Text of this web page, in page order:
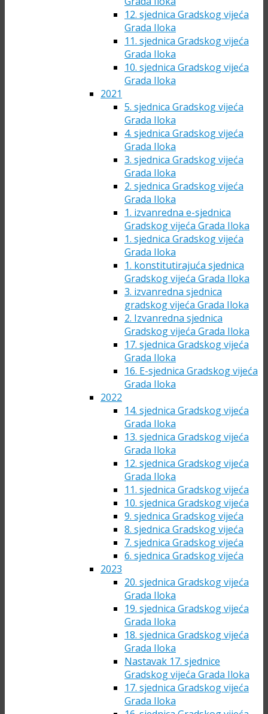
12. sjednica Gradskog vijeća
Grada Iloka
11. sjednica Gradskog vijeća
Grada Iloka
10. sjednica Gradskog vijeća
Grada Iloka
2021
5. sjednica Gradskog vijeća
Grada Iloka
4. sjednica Gradskog vijeća
Grada Iloka
3. sjednica Gradskog vijeća
Grada Iloka
2. sjednica Gradskog vijeća
Grada Iloka
1. izvanredna e-sjednica
Gradskog vijeća Grada Iloka
1. sjednica Gradskog vijeća
Grada Iloka
1. konstitutirajuća sjednica
Gradskog vijeća Grada Iloka
3. izvanredna sjednica
gradskog vijeća Grada Iloka
2. Izvanredna sjednica
Gradskog vijeća Grada Iloka
17. sjednica Gradskog vijeća
Grada Iloka
16. E-sjednica Gradskog vijeća
Grada Iloka
2022
14. sjednica Gradskog vijeća
Grada Iloka
13. sjednica Gradskog vijeća
Grada Iloka
12. sjednica Gradskog vijeća
Grada Iloka
11. sjednica Gradskog vijeća
10. sjednica Gradskog vijeća
9. sjednica Gradskog vijeća
8. sjednica Gradskog vijeća
7. sjednica Gradskog vijeća
6. sjednica Gradskog vijeća
2023
20. sjednica Gradskog vijeća
Grada Iloka
19. sjednica Gradskog vijeća
Grada Iloka
18. sjednica Gradskog vijeća
Grada Iloka
Nastavak 17. sjednice
Gradskog vijeća Grada Iloka
17. sjednica Gradskog vijeća
Grada Iloka